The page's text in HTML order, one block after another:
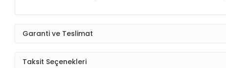
Garanti ve Teslimat
Taksit Seçenekleri